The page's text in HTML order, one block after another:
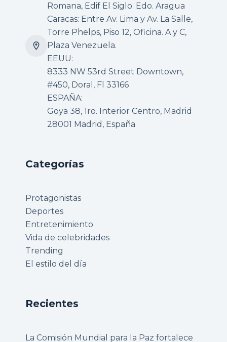
Romana, Edif El Siglo. Edo. Aragua
Caracas: Entre Av. Lima y Av. La Salle,
Torre Phelps, Piso 12, Oficina. A y C,
Plaza Venezuela.
EEUU:
8333 NW 53rd Street Downtown,
#450, Doral, Fl 33166
ESPAÑA:
Goya 38, 1ro. Interior Centro, Madrid
28001 Madrid, España
Categorías
Protagonistas
Deportes
Entretenimiento
Vida de celebridades
Trending
El estilo del día
Recientes
La Comisión Mundial para la Paz fortalece